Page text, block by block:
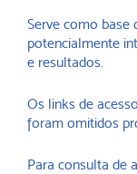
Serve como base
potencialmente
e resultados.
Os links de
foram omitidos
Para consulta de